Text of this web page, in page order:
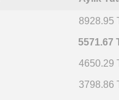
8928.95
5571.67
4650.29
3798.86